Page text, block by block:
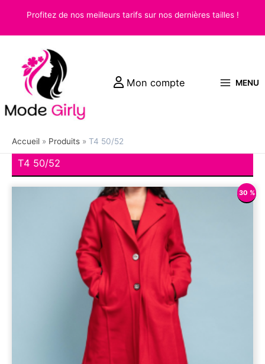
Profitez de nos meilleurs tarifs sur nos dernières tailles !
Mon compte MENU
Accueil Produits T4 50/52
T4 50/52
30 %